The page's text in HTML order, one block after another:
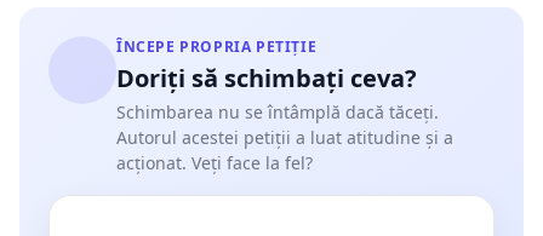
ÎNCEPE PROPRIA PETIȚIE
Doriți să schimbați ceva?
Schimbarea nu se întâmplă dacă tăceți.
Autorul acestei petiții a luat atitudine și a
acționat. Veți face la fel?